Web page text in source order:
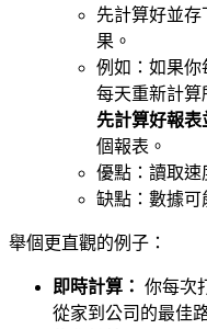
先計算好並
果。
例如：如果你
每天重新計算
先計算好報表
個報表。
優點：讀取速
缺點：數據可
舉個更直觀的例子：
即時計算： 你每次
從家到公司的最佳